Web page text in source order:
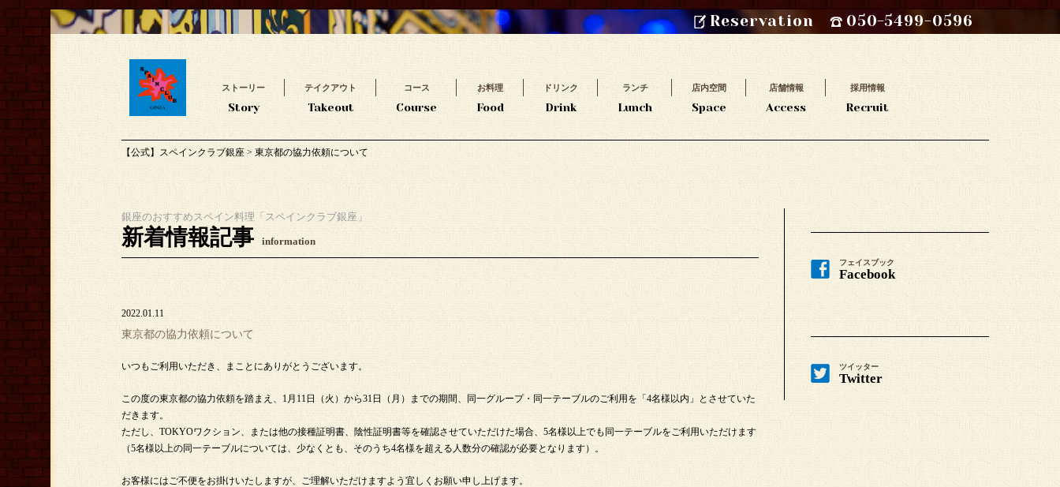
Reservation 050-5499-0596
ストーリー
Story
テイクアウト
Takeout
コース
Course
お料理
Food
ドリンク
Drink
ランチ
Lunch
店内空間
Space
店舗情報
Access
採用情報
Recruit
【公式】スペインクラブ銀座 > 東京都の協力依頼について
銀座のおすすめスペイン料理「スペインクラブ銀座」
新着情報記事 information
2022.01.11
東京都の協力依頼について
いつもご利用いただき、まことにありがとうございます。
この度の東京都の協力依頼を踏まえ、1月11日（火）から31日（月）までの期間、同一グループ・同一テーブルのご利用を「4名様以内」とさせていた
だきます。
ただし、TOKYOワクション、または他の接種証明書、陰性証明書等を確認させていただけた場合、5名様以上でも同一テーブルをご利用いただけます
（5名様以上の同一テーブルについては、少なくとも、そのうち4名様を超える人数分の確認が必要となります）。
お客様にはご不便をお掛けいたしますが、ご理解いただけますよう宜しくお願い申し上げます。
フェイスブック
Facebook
ツイッター
Twitter